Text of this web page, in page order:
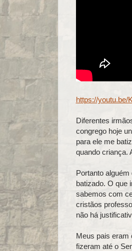
https://youtu.be/
Diferentes
congrego hoje
para ele me
quando criança.
Portanto
batizado. O que
sabemos com
cristãos
não há
Meus pais eram
fizeram até o